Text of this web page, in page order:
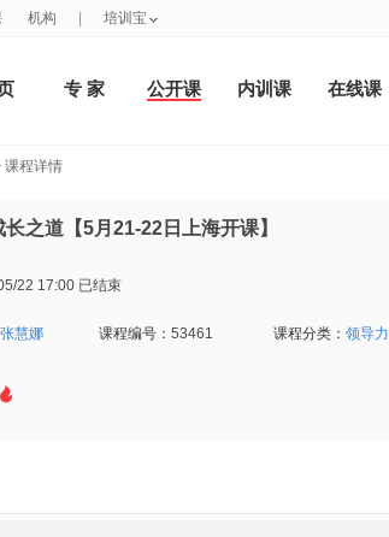
专 家 公开课 内训课 在线课
课程详情
之道【5月21-22日上海开课】
22 17:00 已结束
张慧娜 课程编号： 53461 课程分类： 领导力

机构 培训宝